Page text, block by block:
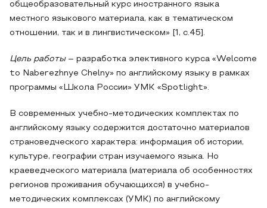
общеобразовательный курс иностранного языка
местного языкового материала, как в тематическом
отношении, так и в лингвистическом» [1, с.45].
Цель работы– разработка элективного курса «Welcome
to Naberezhnye Chelny» по английскому языку в рамках
программы «Школа России» УМК «Spotlight».
В современных учебно-методических комплектах по
английскому языку содержится достаточно материалов
страноведческого характера: информация об истории,
культуре, географии стран изучаемого языка. Но
краеведческого материала (материала об особенностях
регионов проживания обучающихся) в учебно-
методических комплексах (УМК) по английскому